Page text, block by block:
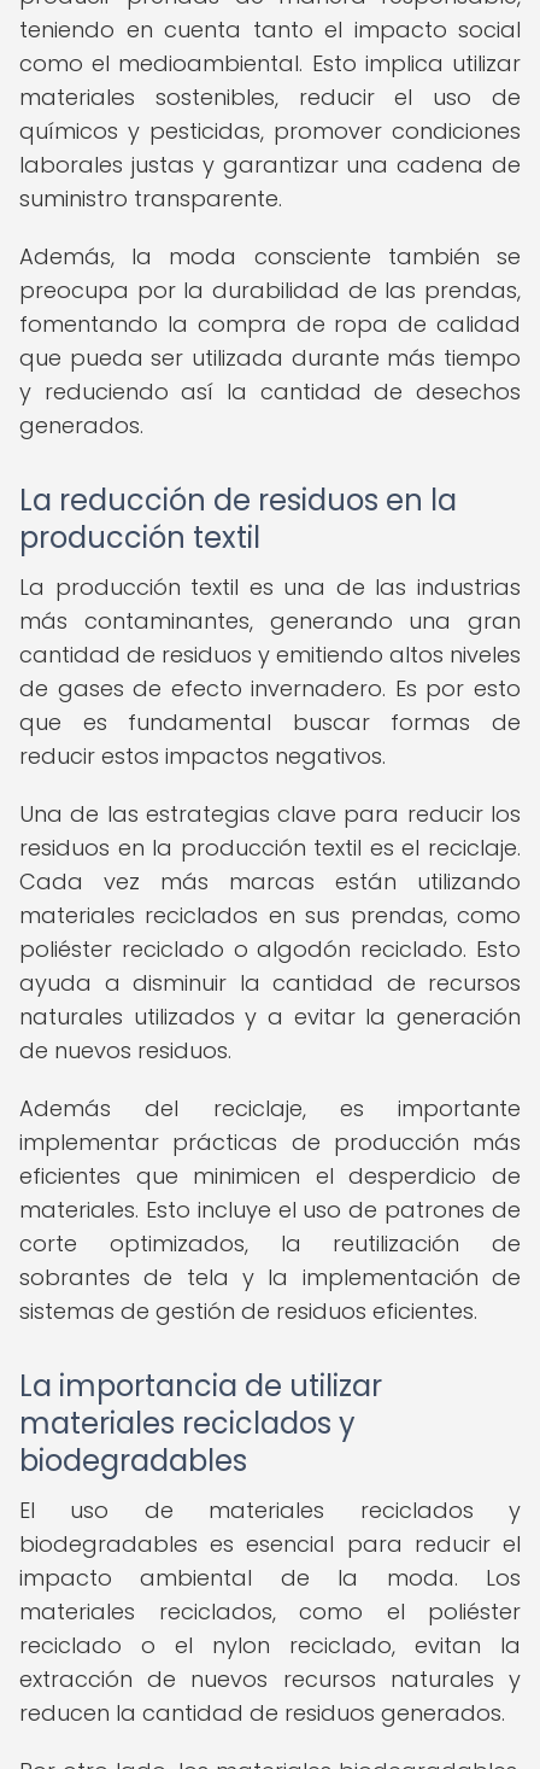
teniendo en cuenta tanto el impacto social
como el medioambiental. Esto implica utilizar
materiales sostenibles, reducir el uso de
químicos y pesticidas, promover condiciones
laborales justas y garantizar una cadena de
suministro transparente.
Además, la moda consciente también se
preocupa por la durabilidad de las prendas,
fomentando la compra de ropa de calidad
que pueda ser utilizada durante más tiempo
y reduciendo así la cantidad de desechos
generados.
La reducción de residuos en la
producción textil
La producción textil es una de las industrias
más contaminantes, generando una gran
cantidad de residuos y emitiendo altos niveles
de gases de efecto invernadero. Es por esto
que es fundamental buscar formas de
reducir estos impactos negativos.
Una de las estrategias clave para reducir los
residuos en la producción textil es el reciclaje.
Cada vez más marcas están utilizando
materiales reciclados en sus prendas, como
poliéster reciclado o algodón reciclado. Esto
ayuda a disminuir la cantidad de recursos
naturales utilizados y a evitar la generación
de nuevos residuos.
Además del reciclaje, es importante
implementar prácticas de producción más
eficientes que minimicen el desperdicio de
materiales. Esto incluye el uso de patrones de
corte optimizados, la reutilización de
sobrantes de tela y la implementación de
sistemas de gestión de residuos eficientes.
La importancia de utilizar
materiales reciclados y
biodegradables
El uso de materiales reciclados y
biodegradables es esencial para reducir el
impacto ambiental de la moda. Los
materiales reciclados, como el poliéster
reciclado o el nylon reciclado, evitan la
extracción de nuevos recursos naturales y
reducen la cantidad de residuos generados.